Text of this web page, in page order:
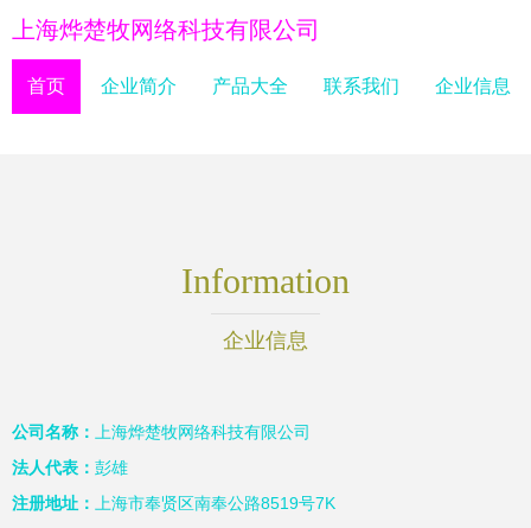
上海烨楚牧网络科技有限公司
首页 企业简介 产品大全 联系我们 企业信息
Information
企业信息
公司名称：
上海烨楚牧网络科技有限公司
法人代表： 彭雄
注册地址：
上海市奉贤区南奉公路8519号7K